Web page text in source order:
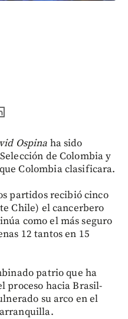
Ospina ha sido
de Colombia y
Colombia clasificara.
partidos recibió cinco
Chile) el cancerbero
como el más seguro
12 tantos en 15
patrio que ha
proceso hacia Brasil-
su arco en el